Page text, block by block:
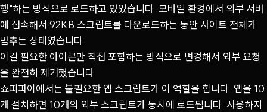
행"하는 방식으로 로드하고 있었습니다. 모바일 환경에서 외부 서버
에 접속해서 92KB 스크립트를 다운로드하는 동안 사이트 전체가
멈추는 상태였습니다.
이걸 필요한 아이콘만 직접 포함하는 방식으로 변경해서 외부 요청
을 완전히 제거했습니다.
쇼피파이에서는 불필요한 앱 스크립트가 이 역할을 합니다. 앱을 10
개 설치하면 10개의 외부 스크립트가 동시에 로드됩니다. 사용하지